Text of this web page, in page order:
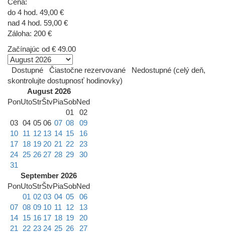
do 4 hod. 49,00 €
nad 4 hod. 59,00 €
Záloha: 200 €
Začínajúc od € 49.00
Dostupné Čiastočne rezervované
Nedostupné (celý deň,
skontrolujte dostupnosť hodinovky)
August 2026
PonUtoStrŠtvPiaSobNed
01
02
03 04 05 06 07 08
09
10 11 12 13 14 15
16
17 18 19 20 21 22
23
24 25 26 27 28 29
30
31
September 2026
PonUtoStrŠtvPiaSobNed
01 02 03 04 05
06
07 08 09 10 11 12
13
14 15 16 17 18 19
20
21
22 23 24 25 26
27